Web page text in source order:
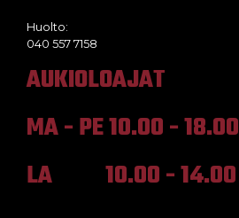
Huolto:
040 557 7158
AUKIOLOAJAT
MA - PE 10.00 - 18.00
LA 10.00 - 14.00